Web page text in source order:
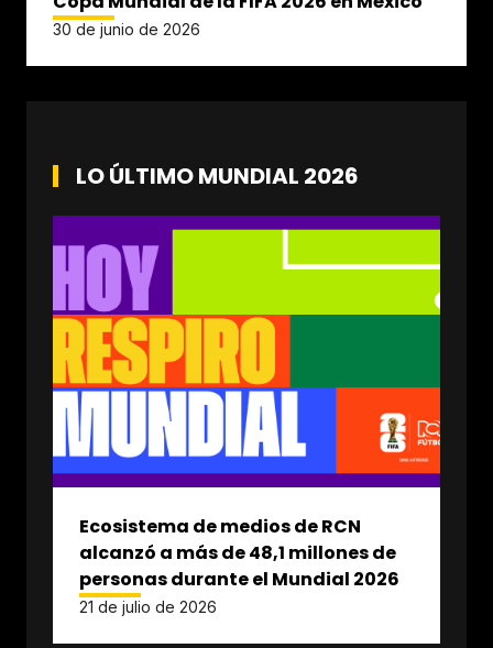
30 de junio de 2026
LO ÚLTIMO MUNDIAL 2026
Ecosistema de medios de RCN
alcanzó a más de 48,1 millones de
personas durante el Mundial 2026
21 de julio de 2026